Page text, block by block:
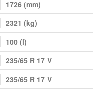
1726 (mm)
2321 (kg)
100 (l)
235/65 R 17 V
235/65 R 17 V